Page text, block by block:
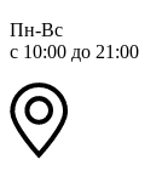
Пн-Вс
с 10:00 до 21:00